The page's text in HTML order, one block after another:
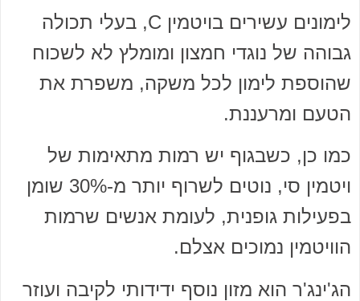
לימונים עשירים בויטמין C, בעלי תכולה
גבוהה של נוגדי חמצון ומומלץ לא לשכוח
שהוספת לימון לכל משקה, משפרת את
הטעם ומרעננת.
כמו כן, כשבגוף יש רמות מתאימות של
ויטמין סי, נוטים לשרוף יותר מ-30% שומן
בפעילות גופנית, לעומת אנשים שרמות
הוויטמין נמוכים אצלם.
הג'ינג'ר הוא מזון נוסף ידידותי לקיבה ועוזר